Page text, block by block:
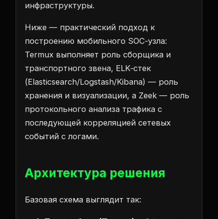
инфраструктуры.
Ниже — практический подход к
построению мобильного SOC‑узла:
Termux выполняет роль сборщика и
транспортного звена, ELK‑стек
(Elasticsearch/Logstash/Kibana) — роль
хранения и визуализации, а Zeek — роль
протокольного анализа трафика с
последующей корреляцией сетевых
событий с логами.
Архитектура решения
Базовая схема выглядит так: